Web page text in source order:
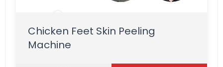
Chicken Feet Skin Peeling
Machine